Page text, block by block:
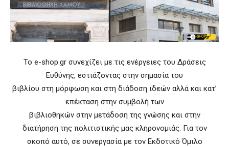
Το e-shop.gr συνεχίζει με τις ενέργειες του Δράσεις
Ευθύνης, εστιάζοντας στην σημασία του
βιβλίου στη μόρφωση και στη διάδοση ιδεών αλλά και κατ’
επέκταση στην συμβολή των
βιβλιοθηκών στην μετάδοση της γνώσης και στην
διατήρηση της πολιτιστικής μας κληρονομιάς. Για τον
σκοπό αυτό, σε συνεργασία με τον Εκδοτικό Όμιλο